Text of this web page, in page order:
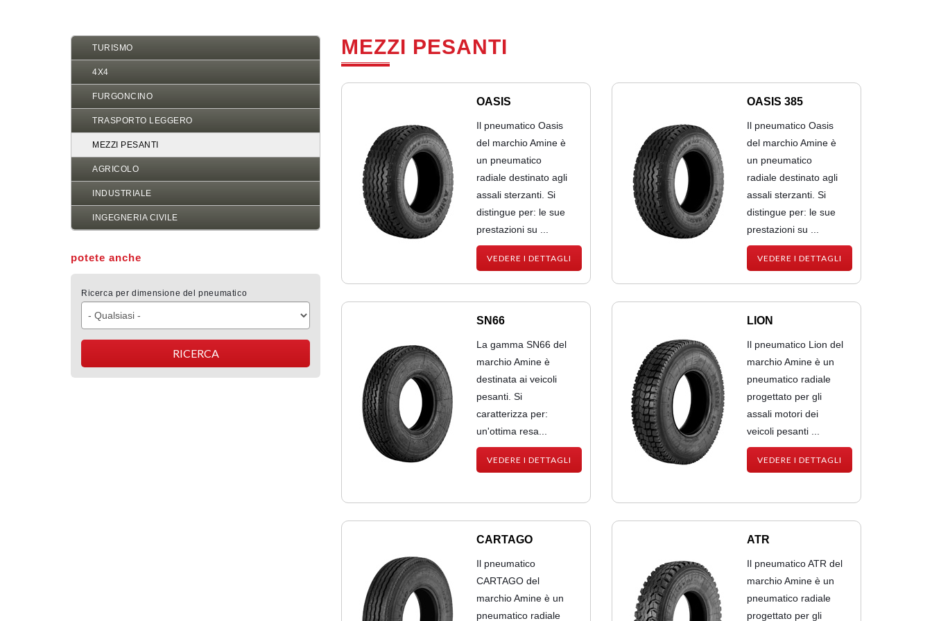
TURISMO
4X4
FURGONCINO
TRASPORTO LEGGERO
MEZZI PESANTI
AGRICOLO
INDUSTRIALE
INGEGNERIA CIVILE
potete anche
Ricerca per dimensione del pneumatico
MEZZI PESANTI
OASIS
Il pneumatico Oasis
del marchio Amine è
un pneumatico
radiale destinato agli
assali sterzanti. Si
distingue per: le sue
prestazioni su ...
VEDERE I DETTAGLI
OASIS 385
Il pneumatico Oasis
del marchio Amine è
un pneumatico
radiale destinato agli
assali sterzanti. Si
distingue per: le sue
prestazioni su ...
VEDERE I DETTAGLI
SN66
La gamma SN66 del
marchio Amine è
destinata ai veicoli
pesanti. Si
caratterizza per:
un'ottima resa...
VEDERE I DETTAGLI
LION
Il pneumatico Lion del
marchio Amine è un
pneumatico radiale
progettato per gli
assali motori dei
veicoli pesanti ...
VEDERE I DETTAGLI
CARTAGO
Il pneumatico
CARTAGO del
marchio Amine è un
pneumatico radiale
ATR
Il pneumatico ATR del
marchio Amine è un
pneumatico radiale
progettato per gli